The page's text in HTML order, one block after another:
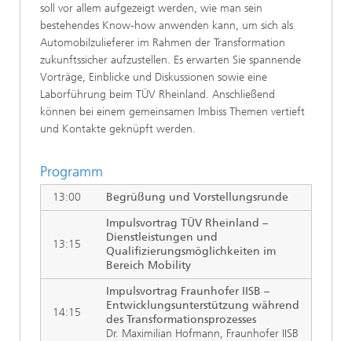
soll vor allem aufgezeigt werden, wie man sein
bestehendes Know-how anwenden kann, um sich als
Automobilzulieferer im Rahmen der Transformation
zukunftssicher aufzustellen. Es erwarten Sie spannende
Vorträge, Einblicke und Diskussionen sowie eine
Laborführung beim TÜV Rheinland. Anschließend
können bei einem gemeinsamen Imbiss Themen vertieft
und Kontakte geknüpft werden.
Programm
13:00 Begrüßung und Vorstellungsrunde
13:15
Impulsvortrag TÜV Rheinland –
Dienstleistungen und
Qualifizierungsmöglichkeiten im
Bereich Mobility
14:15
Impulsvortrag Fraunhofer IISB –
Entwicklungsunterstützung während
des Transformationsprozesses
Dr. Maximilian Hofmann, Fraunhofer IISB